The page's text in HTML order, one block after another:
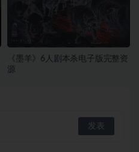
《墨羊》6人剧本杀电子版完整资
源